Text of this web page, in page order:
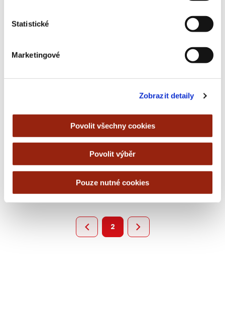
Statistické
Marketingové
Zobrazit detaily
Povolit všechny cookies
Povolit výběr
Pouze nutné cookies
Mailkitův průvodce schématy –
Část 3
2